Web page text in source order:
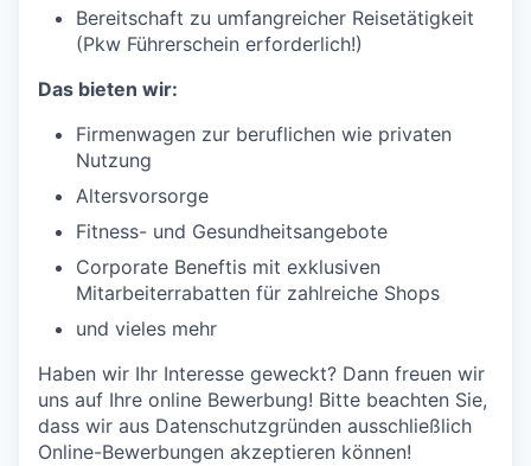
Bereitschaft zu umfangreicher Reisetätigkeit
(Pkw Führerschein erforderlich!)
Das bieten wir:
Firmenwagen zur beruflichen wie privaten
Nutzung
Altersvorsorge
Fitness- und Gesundheitsangebote
Corporate Beneftis mit exklusiven
Mitarbeiterrabatten für zahlreiche Shops
und vieles mehr
Haben wir Ihr Interesse geweckt? Dann freuen wir
uns auf Ihre online Bewerbung! Bitte beachten Sie,
dass wir aus Datenschutzgründen ausschließlich
Online-Bewerbungen akzeptieren können!